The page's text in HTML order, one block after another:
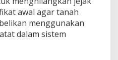
awal agar tanah
menggunakan
dalam sistem